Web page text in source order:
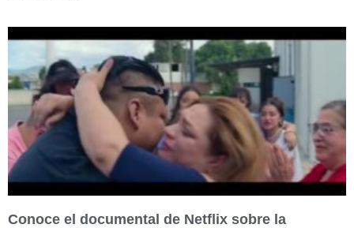
Conoce el documental de Netflix sobre la